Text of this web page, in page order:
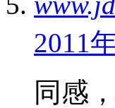
2011
同感